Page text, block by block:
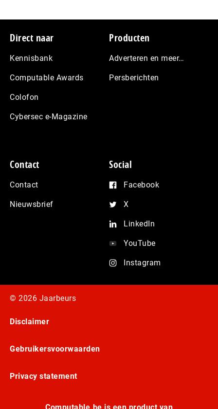
Footer
Direct naar
Kennisbank
Computable Awards
Colofon
Cybersec e-Magazine
Producten
Adverteren en meer…
Persberichten
Contact
Contact
Nieuwsbrief
Social
Facebook
X
LinkedIn
YouTube
Instagram
© 2026 Jaarbeurs
Disclaimer
Gebruikersvoorwaarden
Privacy statement